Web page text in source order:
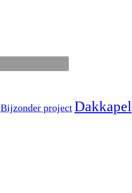
Bijzonder projectDakkapel